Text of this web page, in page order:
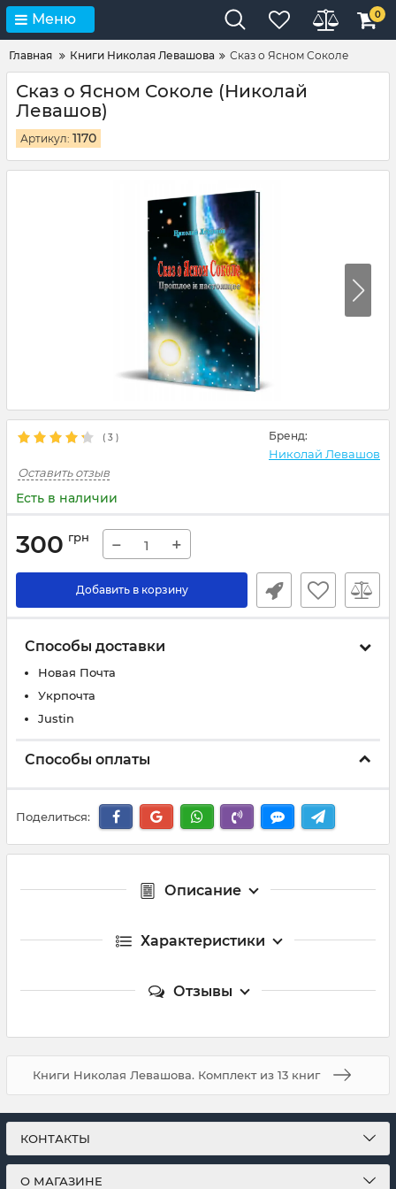
Меню 0
Главная Книги Николая Левашова Сказ о Ясном Соколе
Сказ о Ясном Соколе (Николай
Левашов)
Артикул: 1170
( 3 ) Бренд:
Николай Левашов
Оставить отзыв
Есть в наличии
300 грн − +
Добавить в корзину
Способы доставки
Новая Почта
Укрпочта
Justin
Способы оплаты
Поделиться:
Описание
Характеристики
Отзывы
Книги Николая Левашова. Комплект из 13 книг
КОНТАКТЫ
О МАГАЗИНЕ